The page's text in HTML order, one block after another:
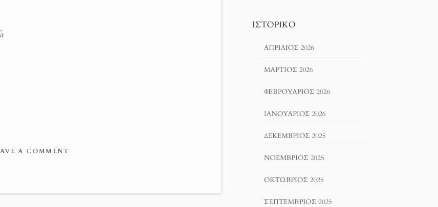
A COMMENT
ΙΣΤΟΡΙΚΌ
ΑΠΡΊΛΙΟΣ 2026
ΜΆΡΤΙΟΣ 2026
ΦΕΒΡΟΥΆΡΙΟΣ 2026
ΙΑΝΟΥΆΡΙΟΣ 2026
ΔΕΚΈΜΒΡΙΟΣ 2025
ΝΟΈΜΒΡΙΟΣ 2025
ΟΚΤΏΒΡΙΟΣ 2025
ΣΕΠΤΈΜΒΡΙΟΣ 2025